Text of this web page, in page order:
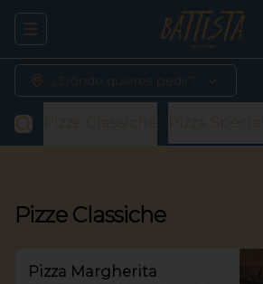
Abrir menu de navegación
¿Dónde quieres pedir?
Pizze Classiche Pizza Speciali
Pizze Classiche
Pizza Margherita